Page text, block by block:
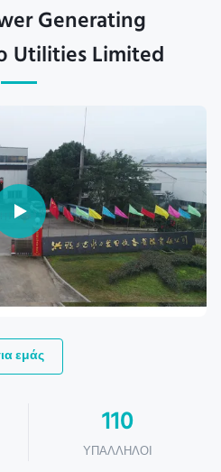
Generating
Utilities Limited
εμάς
110
ΥΠΆΛΛΗΛΟΙ